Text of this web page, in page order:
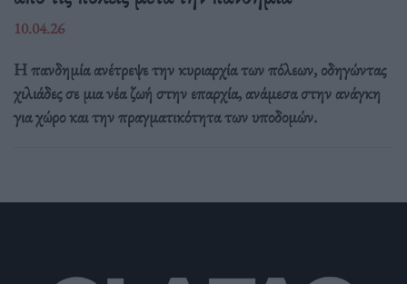
10.04.26
Η πανδημία ανέτρεψε την κυριαρχία των πόλεων, οδηγώντας
χιλιάδες σε μια νέα ζωή στην επαρχία, ανάμεσα στην ανάγκη
για χώρο και την πραγματικότητα των υποδομών.